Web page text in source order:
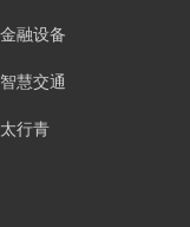
金融设备
智慧交通
太行青